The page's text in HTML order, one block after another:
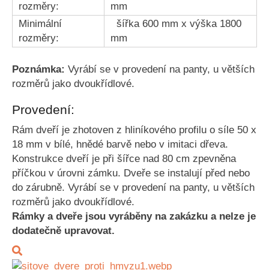
rozměry:
mm
Minimální
rozměry:
šířka 600 mm x výška 1800
mm
Poznámka: Vyrábí se v provedení na panty, u větších
rozměrů jako dvoukřídlové.
Provedení:
Rám dveří je zhotoven z hliníkového profilu o síle 50 x
18 mm v bílé, hnědé barvě nebo v imitaci dřeva.
Konstrukce dveří je při šířce nad 80 cm zpevněna
příčkou v úrovni zámku. Dveře se instalují před nebo
do zárubně. Vyrábí se v provedení na panty, u větších
rozměrů jako dvoukřídlové.
Rámky a dveře jsou vyráběny na zakázku a nelze je
dodatečně upravovat.